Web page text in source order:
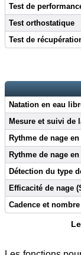
Test de
Test orthostatique
Test de
Natation en eau
Mesure et suivi de
Rythme de nage
Rythme de nage
Détection du type
Efficacité de nage
Cadence et